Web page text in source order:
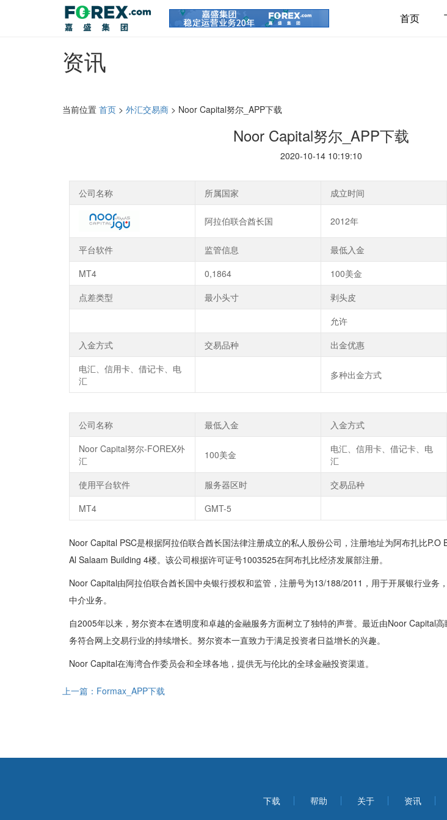
首页
资讯
当前位置 首页 > 外汇交易商 > Noor Capital努尔_APP下载
Noor Capital努尔_APP下载
2020-10-14 10:19:10
公司名称 所属国家 成立时间
阿拉伯联合酋长国 2012年
平台软件 监管信息 最低入金
MT4
0,1864
100美金
点差类型
最小头寸 剥头皮
允许
入金方式
交易品种 出金优惠
电汇、信用卡、借记卡、电
汇
多种出金方式
公司名称 最低入金 入金方式
Noor Capital努尔-FOREX外
汇
100美金
电汇、信用卡、借记卡、电
汇
使用平台软件
服务器区时 交易品种
MT4
GMT-5
Noor Capital PSC是根据阿拉伯联合酋长国法律注册成立的私人股份公司，注册地址为阿布扎比
Al Salaam Building 4楼。该公司根据许可证号1003525在阿布扎比经济发展部注册。
Noor Capital由阿拉伯联合酋长国中央银行授权和监管，注册号为13/188/2011，用于开展银行业务
中介业务。
自2005年以来，努尔资本在透明度和卓越的金融服务方面树立了独特的声誉。最近由Noor Capital
务符合网上交易行业的持续增长。努尔资本一直致力于满足投资者日益增长的兴趣。
Noor Capital在海湾合作委员会和全球各地，提供无与伦比的全球金融投资渠道。
上一篇：Formax_APP下载
下载 帮助 关于 资讯